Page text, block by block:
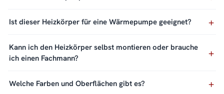
Ist dieser Heizkörper für eine Wärmepumpe geeignet?
Kann ich den Heizkörper selbst montieren oder brauche
ich einen Fachmann?
Welche Farben und Oberflächen gibt es?